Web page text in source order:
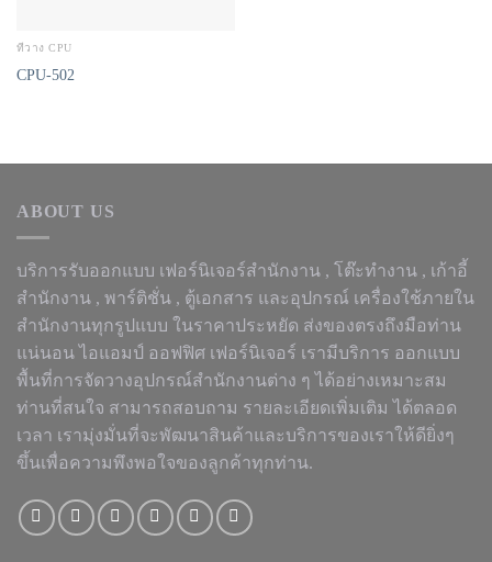
ที่วาง CPU
CPU-502
ABOUT US
บริการรับออกแบบ เฟอร์นิเจอร์สำนักงาน , โต๊ะทำงาน , เก้าอี้
สำนักงาน , พาร์ติชั่น , ตู้เอกสาร และอุปกรณ์ เครื่องใช้ภายใน
สำนักงานทุกรูปแบบ ในราคาประหยัด ส่งของตรงถึงมือท่าน
แน่นอน ไอแอมป์ ออฟฟิศ เฟอร์นิเจอร์ เรามีบริการ ออกแบบ
พื้นที่การจัดวางอุปกรณ์สำนักงานต่าง ๆ ได้อย่างเหมาะสม
ท่านที่สนใจ สามารถสอบถาม รายละเอียดเพิ่มเติม ได้ตลอด
เวลา เรามุ่งมั่นที่จะพัฒนาสินค้าและบริการของเราให้ดียิ่งๆ
ขึ้นเพื่อความพึงพอใจของลูกค้าทุกท่าน.